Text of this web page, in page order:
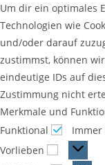
Um dir ein optimales
Technologien wie
und/oder darauf
zustimmst, können
eindeutige IDs auf
Zustimmung nicht
Merkmale und
Funktional
Immer
Vorlieben